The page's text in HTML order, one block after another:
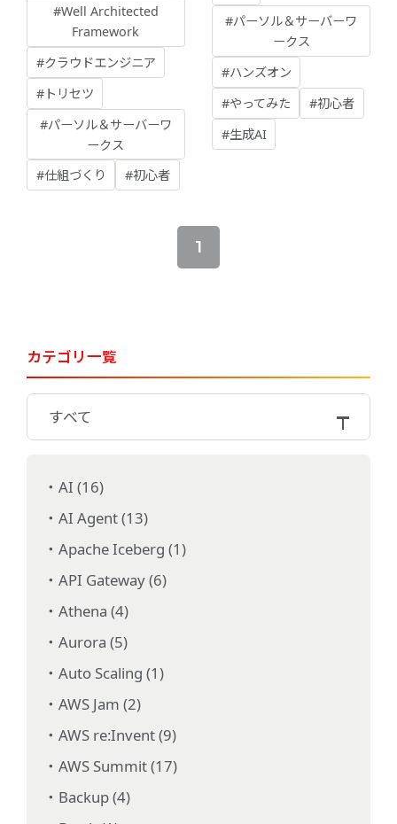
#Well Architected
Framework
#クラウドエンジニア
#トリセツ
#パーソル＆サーバーワ
ークス
#仕組づくり
#初心者
#パーソル＆サーバーワ
ークス
#ハンズオン
#やってみた
#初心者
#生成AI
1
カテゴリ一覧
すべて
AI (16)
AI Agent (13)
Apache Iceberg (1)
API Gateway (6)
Athena (4)
Aurora (5)
Auto Scaling (1)
AWS Jam (2)
AWS re:Invent (9)
AWS Summit (17)
Backup (4)